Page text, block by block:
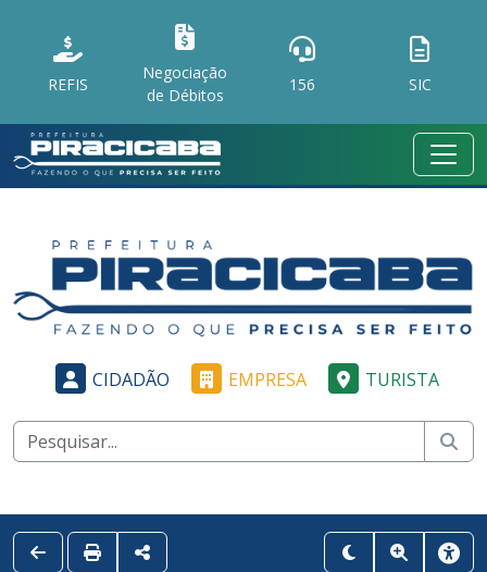
REFIS
Negociação
de Débitos
156 SIC
CIDADÃO EMPRESA TURISTA